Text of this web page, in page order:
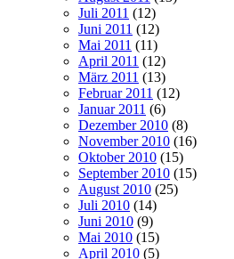
Juli 2011 (12)
Juni 2011 (12)
Mai 2011 (11)
April 2011 (12)
März 2011 (13)
Februar 2011 (12)
Januar 2011 (6)
Dezember 2010 (8)
November 2010 (16)
Oktober 2010 (15)
September 2010 (15)
August 2010 (25)
Juli 2010 (14)
Juni 2010 (9)
Mai 2010 (15)
April 2010 (5)